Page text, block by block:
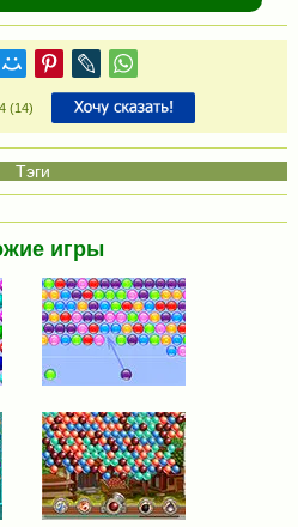
(14)
игры